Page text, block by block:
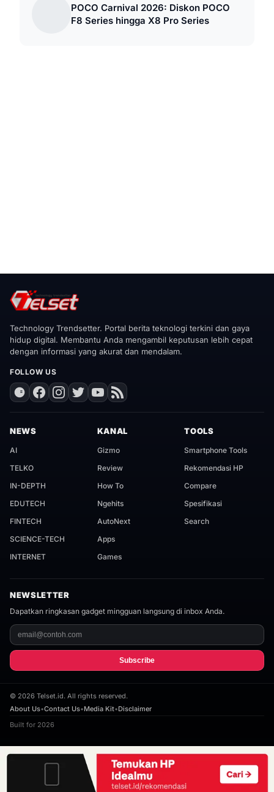
POCO Carnival 2026: Diskon POCO
F8 Series hingga X8 Pro Series
Technology Trendsetter. Portal berita teknologi terkini dan gaya
hidup digital. Membantu Anda mengambil keputusan lebih cepat
dengan informasi yang akurat dan mendalam.
FOLLOW US
NEWS
AI
TELKO
IN-DEPTH
EDUTECH
FINTECH
SCIENCE-TECH
INTERNET
KANAL
Gizmo
Review
How To
Ngehits
AutoNext
Apps
Games
TOOLS
Smartphone Tools
Rekomendasi HP
Compare
Spesifikasi
Search
NEWSLETTER
Dapatkan ringkasan gadget mingguan langsung di inbox Anda.
Subscribe
© 2026 Telset.id. All rights reserved.
About Us•Contact Us•Media Kit•Disclaimer
Built for 2026